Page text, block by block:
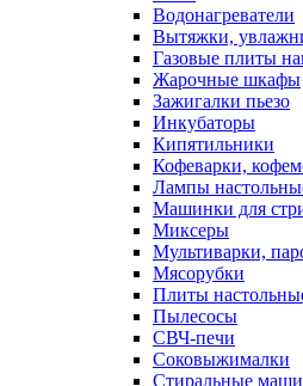
Водонагреватели
Вытяжки,
Газовые плиты
Жарочные шкафы
Зажигалки пьезо
Инкубаторы
Кипятильники
Кофеварки,
Лампы
Машинки для
Миксеры
Мультиварки,
Мясорубки
Плиты
Пылесосы
СВЧ-печи
Соковыжималки
Стиральные